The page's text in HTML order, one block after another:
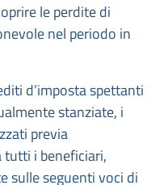
le perdite di
nel periodo in
d’imposta spettanti
stanziate, i
previa
tutti i beneficiari,
sulle seguenti voci di